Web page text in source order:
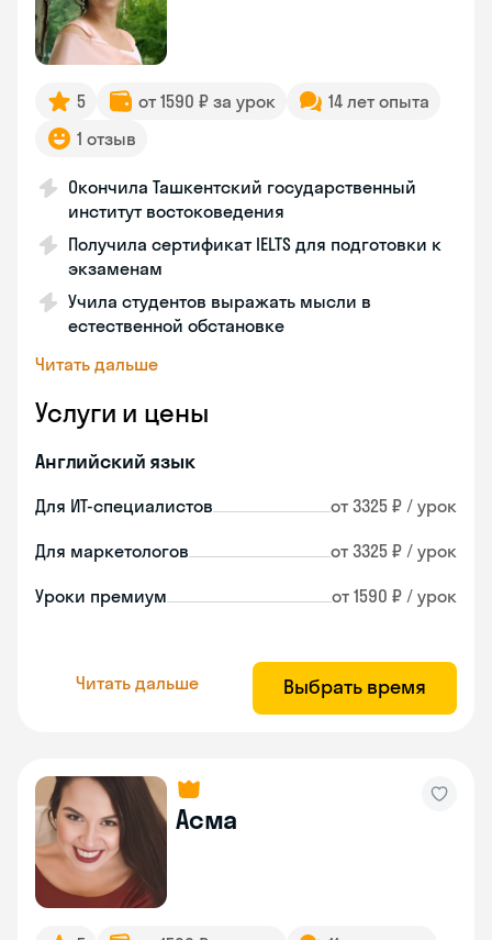
5 от 1590 ₽ за урок
14 лет опыта
1 отзыв
Окончила Ташкентский государственный
институт востоковедения
Получила сертификат IELTS для подготовки к
экзаменам
Учила студентов выражать мысли в
естественной обстановке
Читать дальше
Услуги и цены
Английский язык
Для ИТ-специалистов от 3325 ₽ / урок
Для маркетологов от 3325 ₽ / урок
Уроки премиум от 1590 ₽ / урок
Читать дальше Выбрать время
Асма